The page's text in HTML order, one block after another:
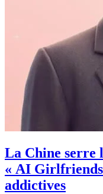
La Chine serre
« AI
addictives